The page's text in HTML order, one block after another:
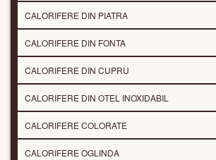
CALORIFERE DIN PIATRA
CALORIFERE DIN FONTA
CALORIFERE DIN CUPRU
CALORIFERE DIN OTEL INOXIDABIL
CALORIFERE COLORATE
CALORIFERE OGLINDA